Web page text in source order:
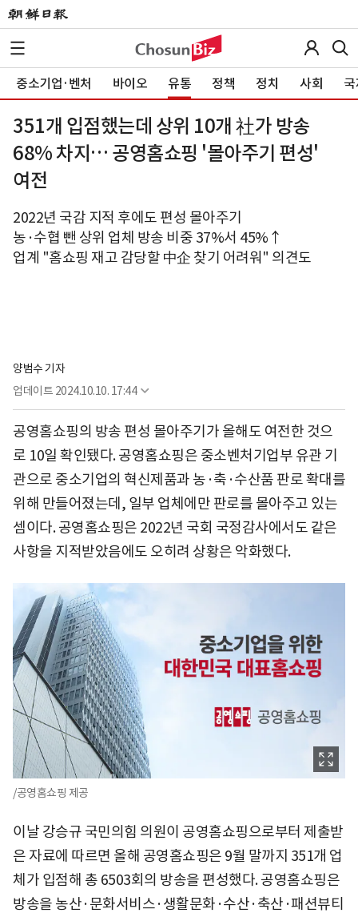
중소기업·벤처 바이오 유통 정책 정치 사회
351개 입점했는데 상위 10개 社가 방송
68% 차지… 공영홈쇼핑 '몰아주기 편성'
여전
2022년 국감 지적 후에도 편성 몰아주기
농·수협 뺀 상위 업체 방송 비중 37%서 45%↑
업계 "홈쇼핑 재고 감당할 中企 찾기 어려워" 의견도
양범수 기자
업데이트 2024.10.10. 17:44
공영홈쇼핑의 방송 편성 몰아주기가 올해도 여전한 것으
로 10일 확인됐다. 공영홈쇼핑은 중소벤처기업부 유관 기
관으로 중소기업의 혁신제품과 농·축·수산품 판로 확대를
위해 만들어졌는데, 일부 업체에만 판로를 몰아주고 있는
셈이다. 공영홈쇼핑은 2022년 국회 국정감사에서도 같은
사항을 지적받았음에도 오히려 상황은 악화했다.
/공영홈쇼핑 제공
이날 강승규 국민의힘 의원이 공영홈쇼핑으로부터 제출받
은 자료에 따르면 올해 공영홈쇼핑은 9월 말까지 351개 업
체가 입점해 총 6503회의 방송을 편성했다. 공영홈쇼핑은
방송을 농산·문화서비스·생활문화·수산·축산·패션뷰티